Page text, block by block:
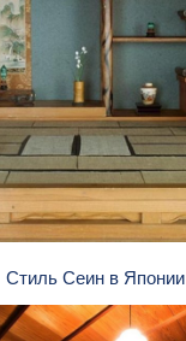
Стиль Сеин в Японии